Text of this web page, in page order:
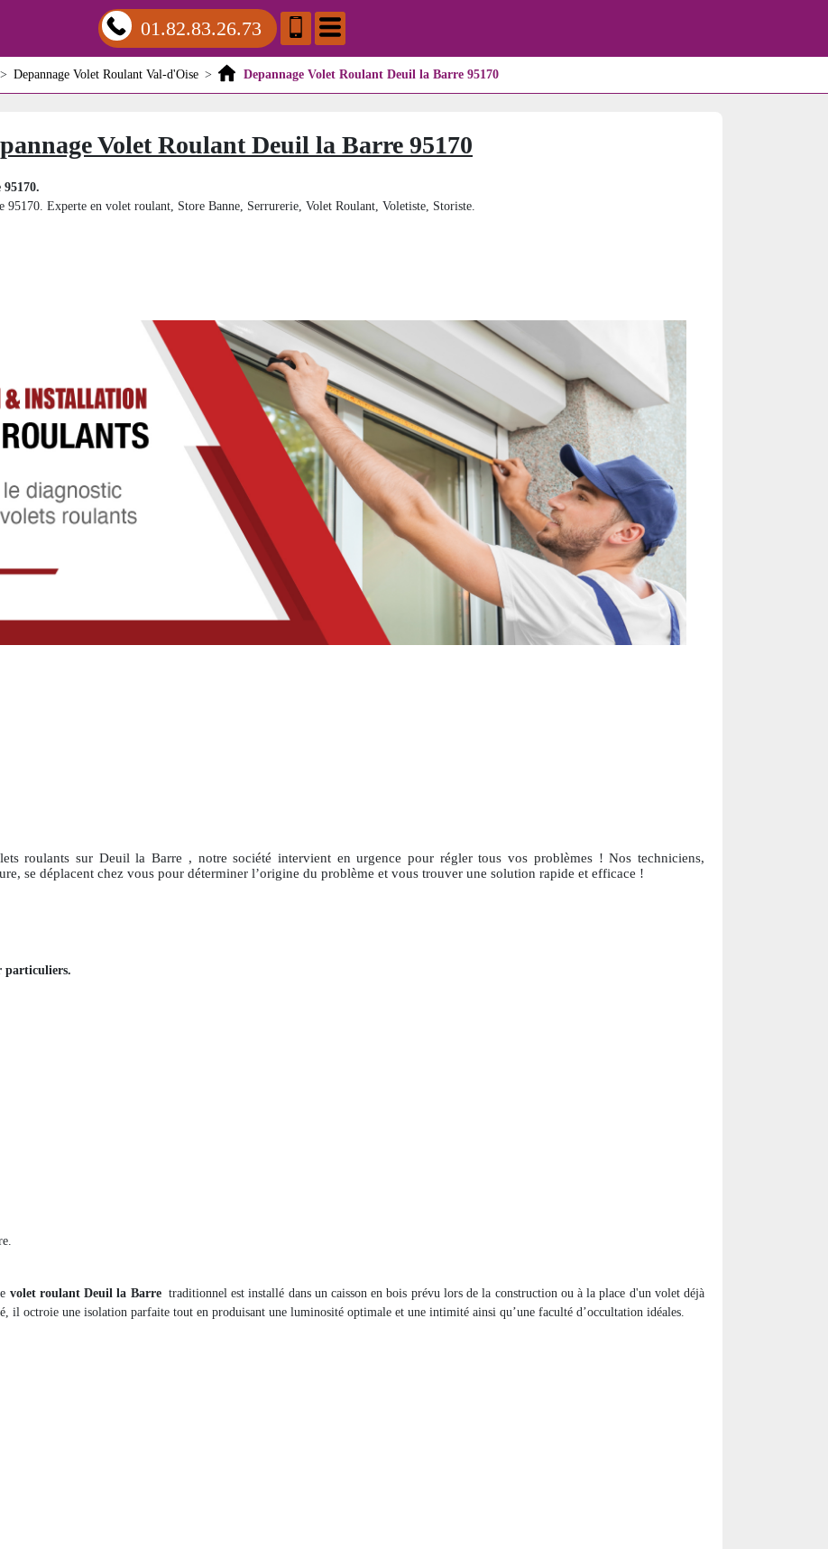
01.82.83.26.73
> Depannage Volet Roulant Val-d'Oise > Depannage Volet Roulant Deuil la Barre 95170
Volet Roulant Deuil la Barre 95170
95170. Experte en volet roulant, Store Banne, Serrurerie, Volet Roulant, Voletiste, Storiste.
roulants sur Deuil la Barre , notre société intervient en urgence pour régler tous vos problèmes ! Nos techniciens,
se déplacent chez vous pour déterminer l’origine du problème et vous trouver une solution rapide et efficace !
particuliers.
volet roulant Deuil la Barre traditionnel est installé dans un caisson en bois prévu lors de la construction ou à la place d'un volet déjà
il octroie une isolation parfaite tout en produisant une luminosité optimale et une intimité ainsi qu’une faculté d’occultation idéales.